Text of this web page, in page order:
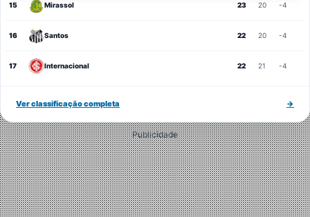
15 Mirassol 23 20 -4
16 Santos 22 20 -4
17 Internacional 22 21 -4
Ver classificação completa →
Publicidade